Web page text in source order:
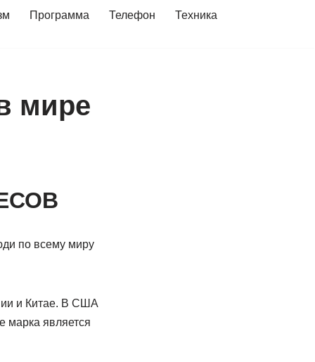
Программа Телефон Техника
мире
по всему миру
и Китае. В США
марка является